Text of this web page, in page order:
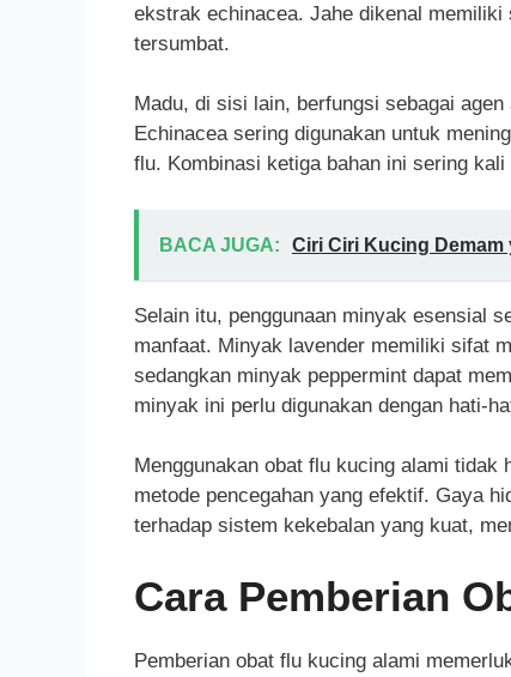
ekstrak echinacea. Jahe dikenal
tersumbat.
Madu, di sisi lain, berfungsi sebagai
Echinacea sering digunakan untuk
flu. Kombinasi ketiga bahan ini sering
BACA JUGA: Ciri Ciri Kucing
Selain itu, penggunaan minyak esensial
manfaat. Minyak lavender memiliki sifat
sedangkan minyak peppermint dapat
minyak ini perlu digunakan dengan hati-
Menggunakan obat flu kucing alami tidak
metode pencegahan yang efektif. Gaya
terhadap sistem kekebalan yang kuat,
Cara Pemberian
Pemberian obat flu kucing alami